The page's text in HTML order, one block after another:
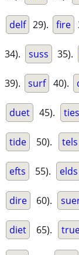
delf 29). fire
34). suss 35).
39). surf 40).
duet 45). ties
tide 50). tels
efts 55). elds
dire 60).
diet 65).